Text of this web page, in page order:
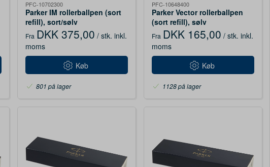
PFC-10702300
Parker IM rollerballpen (sort
refill), sort/sølv
Fra DKK 375,00 / stk. inkl.
moms
Køb
801 på lager
PFC-10648400
Parker Vector rollerballpen
(sort refill), sølv
Fra DKK 165,00 / stk. inkl.
moms
Køb
1128 på lager